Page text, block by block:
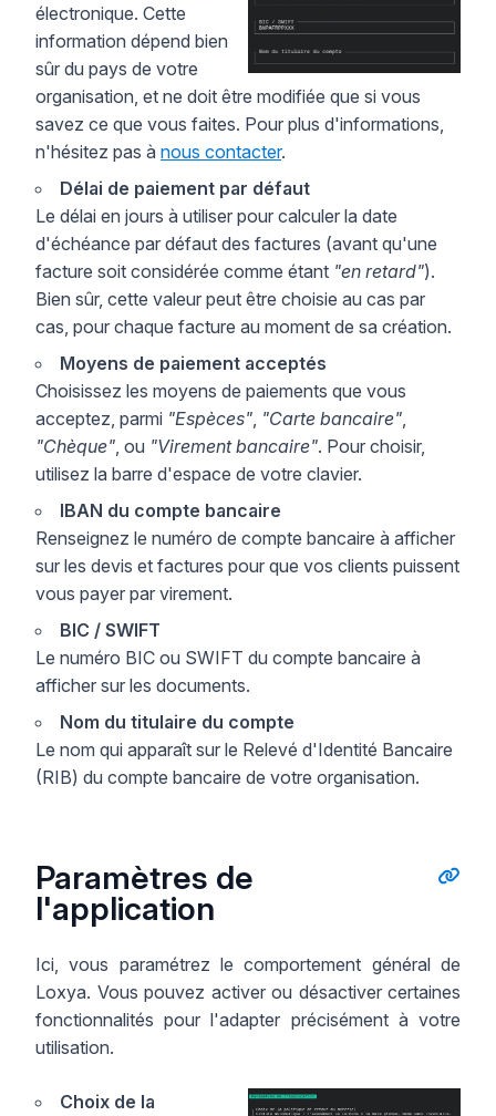
électronique. Cette
information dépend bien
sûr du pays de votre
organisation, et ne doit être modifiée que si vous
savez ce que vous faites. Pour plus d'informations,
n'hésitez pas à nous contacter.
Délai de paiement par défaut
Le délai en jours à utiliser pour calculer la date
d'échéance par défaut des factures (avant qu'une
facture soit considérée comme étant "en retard").
Bien sûr, cette valeur peut être choisie au cas par
cas, pour chaque facture au moment de sa création.
Moyens de paiement acceptés
Choisissez les moyens de paiements que vous
acceptez, parmi "Espèces" "Carte bancaire"
"Chèque" , ou "Virement bancaire". Pour choisir,
utilisez la barre d'espace de votre clavier.
IBAN du compte bancaire
Renseignez le numéro de compte bancaire à afficher
sur les devis et factures pour que vos clients puissent
vous payer par virement.
BIC / SWIFT
Le numéro BIC ou SWIFT du compte bancaire à
afficher sur les documents.
Nom du titulaire du compte
Le nom qui apparaît sur le Relevé d'Identité Bancaire
(RIB) du compte bancaire de votre organisation.
Paramètres de
l'application
Ici, vous paramétrez le comportement général de
Loxya. Vous pouvez activer ou désactiver certaines
fonctionnalités pour l'adapter précisément à votre
utilisation.
Choix de la